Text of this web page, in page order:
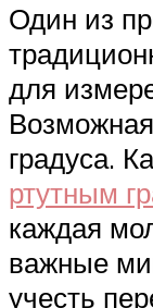
Один из
для
градуса.
ртутным
каждая
важные
учесть